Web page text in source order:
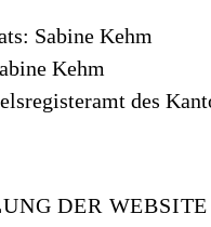
Sabine Kehm
Kehm
des
DER WEBSITE